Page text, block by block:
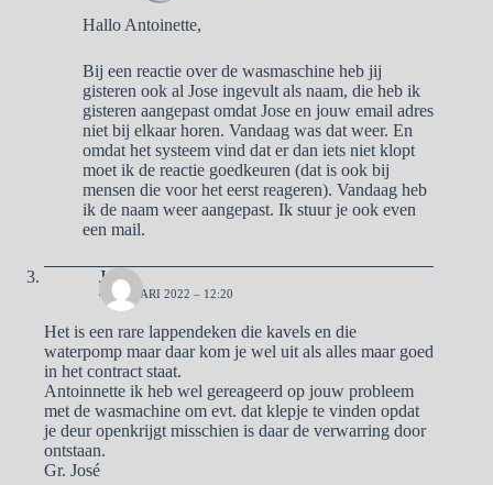
Hallo Antoinette,
Bij een reactie over de wasmaschine heb jij
gisteren ook al Jose ingevult als naam, die heb ik
gisteren aangepast omdat Jose en jouw email adres
niet bij elkaar horen. Vandaag was dat weer. En
omdat het systeem vind dat er dan iets niet klopt
moet ik de reactie goedkeuren (dat is ook bij
mensen die voor het eerst reageren). Vandaag heb
ik de naam weer aangepast. Ik stuur je ook even
een mail.
José
4 JANUARI 2022 – 12:20
Het is een rare lappendeken die kavels en die
waterpomp maar daar kom je wel uit als alles maar goed
in het contract staat.
Antoinnette ik heb wel gereageerd op jouw probleem
met de wasmachine om evt. dat klepje te vinden opdat
je deur openkrijgt misschien is daar de verwarring door
ontstaan.
Gr. José